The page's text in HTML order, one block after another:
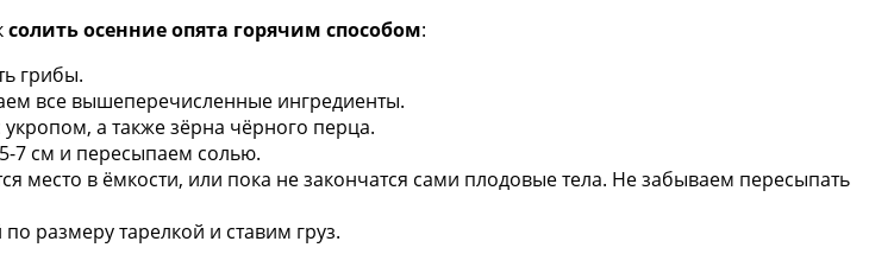
солить осенние опята горячим способом:
грибы.
все вышеперечисленные ингредиенты.
а также зёрна чёрного перца.
7 см и пересыпаем солью.
место в ёмкости, или пока не закончатся сами плодовые тела. Не забываем пересыпать
размеру тарелкой и ставим груз.